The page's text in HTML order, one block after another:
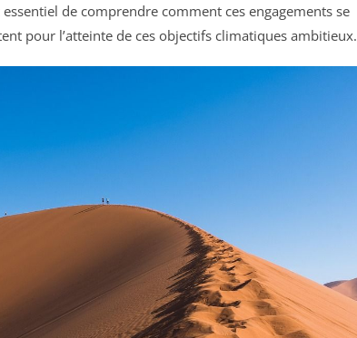
de comprendre comment ces engagements se
pour l’atteinte de ces objectifs climatiques ambitieux.